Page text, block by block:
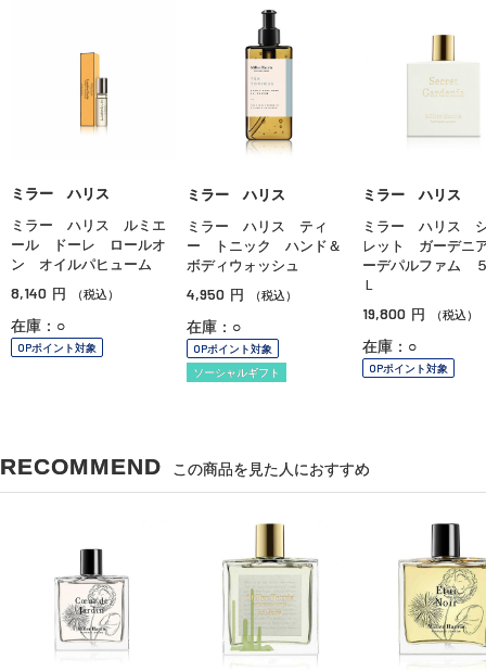
ミラー ハリス
ミラー ハリス ルミエ
ール ドーレ ロールオ
ン オイルパヒューム
8,140 円 （税込）
在庫：○
OPポイント対象
ミラー ハリス
ミラー ハリス ティ
ー トニック ハンド＆
ボディウォッシュ
4,950 円 （税込）
在庫：○
OPポイント対象
ソーシャルギフト
ミラー ハリス
ミラー ハリス
レット ガーデニ
ーデパルファム
Ｌ
19,800 円 （税込）
在庫：○
OPポイント対象
RECOMMEND この商品を見た人におすすめ